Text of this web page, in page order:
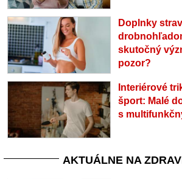
Doplnky
skutočný
pozor?
Interiérové
šport: Malé
s
AKTUÁLNE NA